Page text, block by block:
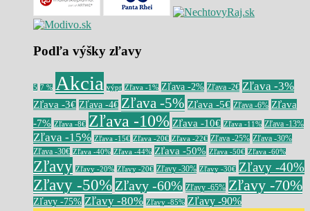
Podľa výšky zľavy
5 7 % Akcia výpr Zľava -1% Zľava -2% Zľava -2€ Zľava -3%
Zľava -3€ Zľava -4€ Zľava -5% Zľava -5€ Zľava -6% Zľava
-7% Zľava -8€ Zľava -10% Zľava -10€ Zľava -11% Zľava -13%
Zľava -15% Zľava -15€ Zľava -20€ Zľava -22€ Zľava -25% Zľava -30%
Zľava -30€ Zľava -40% Zľava -44% Zľava -50% Zľava -50€ Zľava -60%
Zľavy Zľavy -20% Zľavy -20€ Zľavy -30% Zľavy -30€ Zľavy -40%
Zľavy -50% Zľavy -60% Zľavy -65% Zľavy -70%
Zľavy -75% Zľavy -80% Zľavy -85% Zľavy -90%